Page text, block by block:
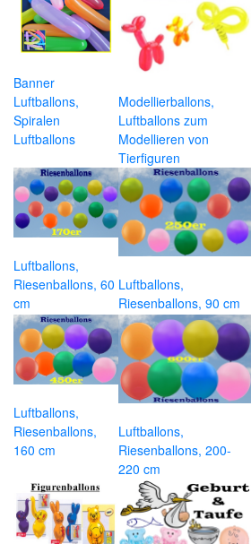
Banner
Luftballons,
Spiralen
Luftballons
Modellierballons,
Luftballons zum
Modellieren von
Tierfiguren
Luftballons,
Riesenballons, 60
cm
Luftballons,
Riesenballons, 90 cm
Luftballons,
Riesenballons,
160 cm
Luftballons,
Riesenballons, 200-
220 cm